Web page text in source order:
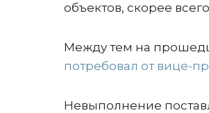
объектов, скорее
Между тем на
потребовал от вице-
Невыполнение